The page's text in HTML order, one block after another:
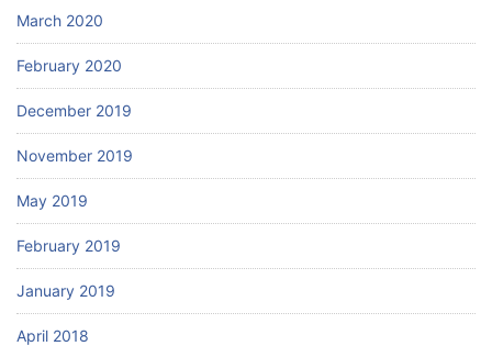
March 2020
February 2020
December 2019
November 2019
May 2019
February 2019
January 2019
April 2018